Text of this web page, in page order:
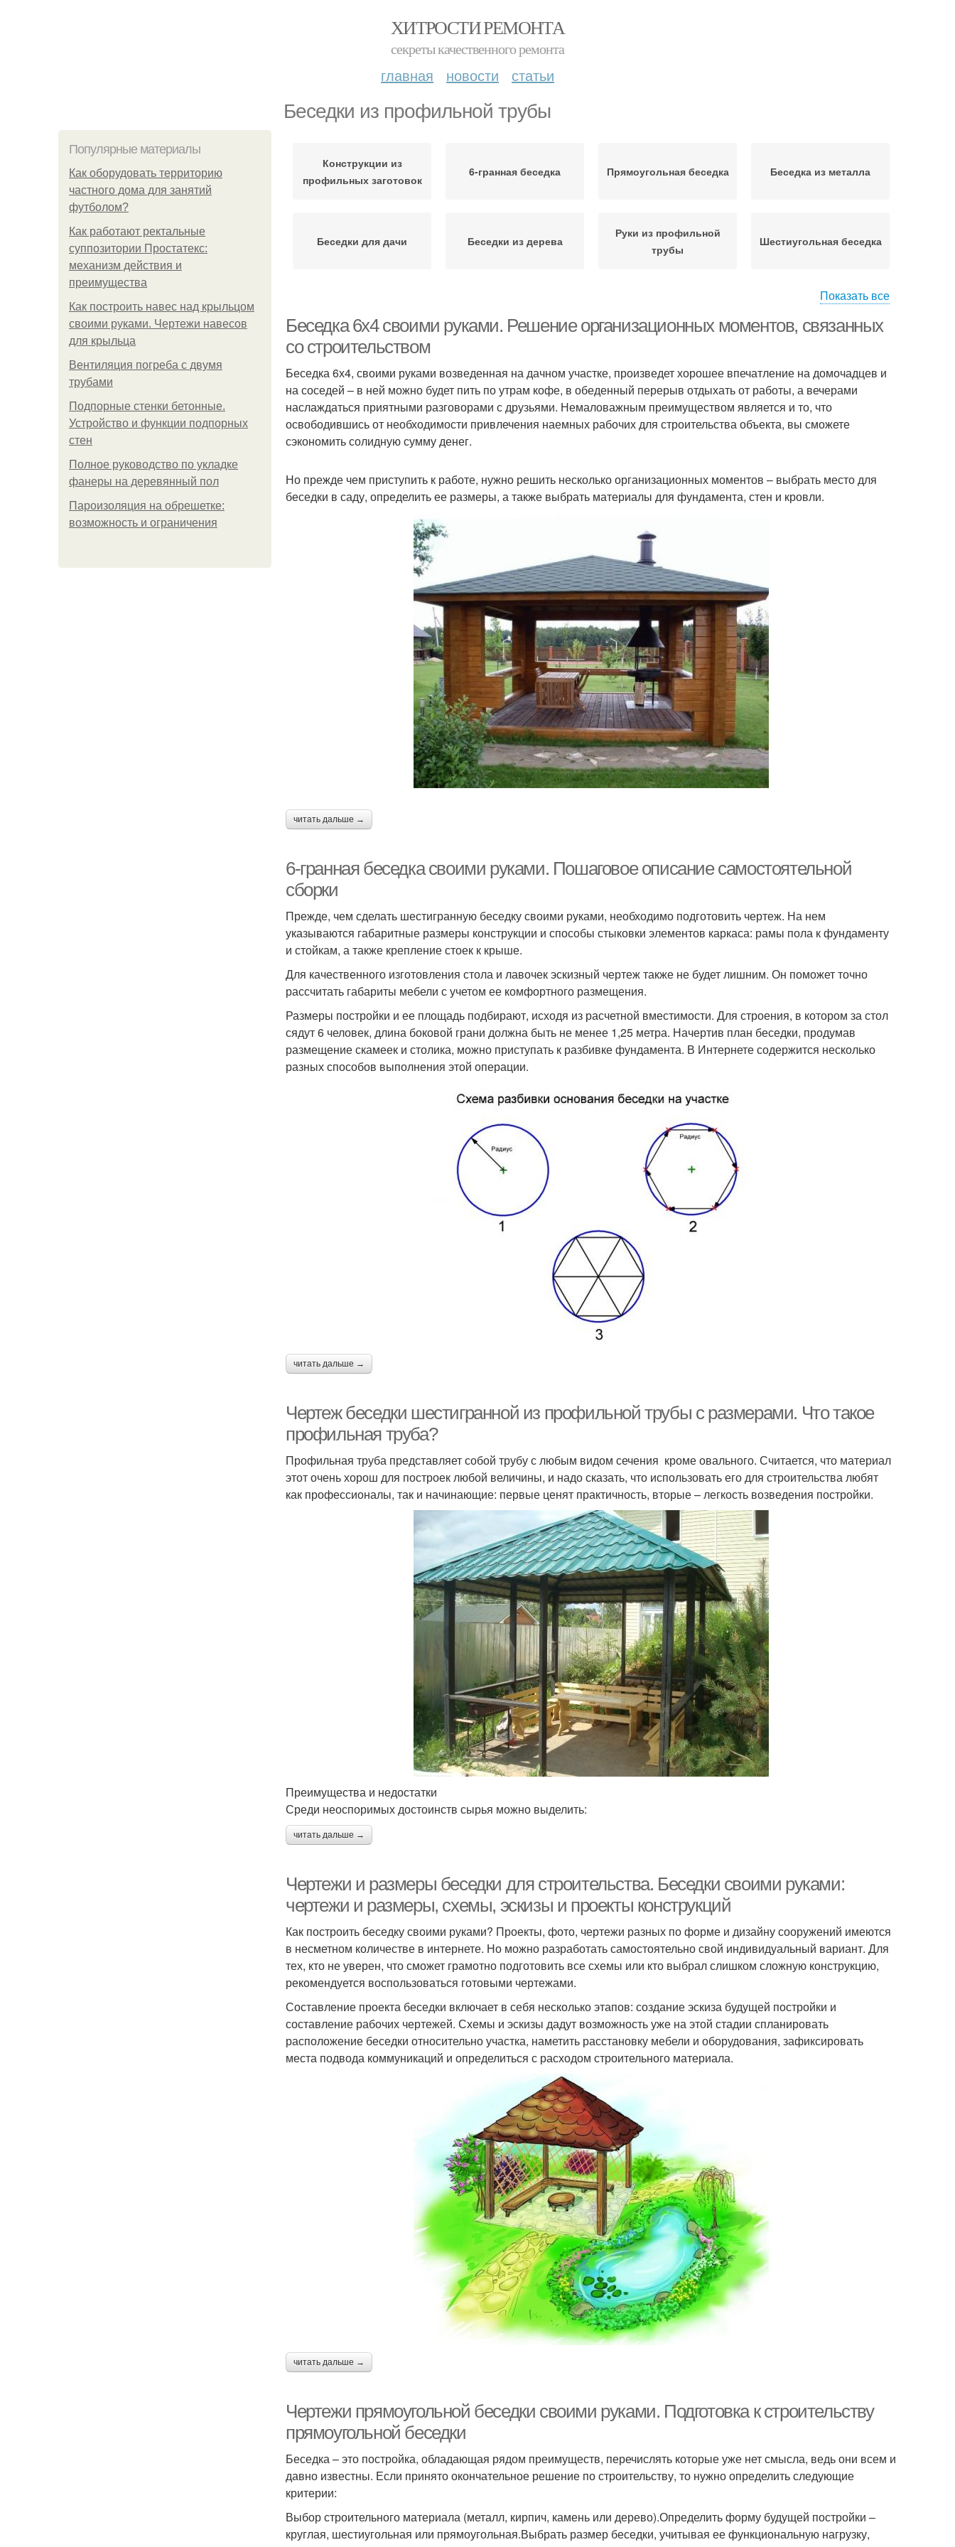
ХИТРОСТИ РЕМОНТА
секреты качественного ремонта
главная новости статьи
Беседки из профильной трубы
Популярные материалы
Как оборудовать территорию
частного дома для занятий
футболом?
Как работают ректальные
суппозитории Простатекс:
механизм действия и
преимущества
Как построить навес над крыльцом
своими руками. Чертежи навесов
для крыльца
Вентиляция погреба с двумя
трубами
Подпорные стенки бетонные.
Устройство и функции подпорных
стен
Полное руководство по укладке
фанеры на деревянный пол
Пароизоляция на обрешетке:
возможность и ограничения
Конструкции из
профильных заготовок
6-гранная беседка Прямоугольная беседка Беседка из металла
Беседки для дачи Беседки из дерева
Руки из профильной
трубы
Шестиугольная беседка
Беседка из профильной
трубы
Металлические беседки Беседки для двора Трубы без сварки
Простая беседка
Показать все
Беседка 6х4 своими руками. Решение организационных моментов, связанных
со строительством
Беседка 6х4, своими руками возведенная на дачном участке, произведет хорошее впечатление на домочадцев и
на соседей – в ней можно будет пить по утрам кофе, в обеденный перерыв отдыхать от работы, а вечерами
наслаждаться приятными разговорами с друзьями. Немаловажным преимуществом является и то, что
освободившись от необходимости привлечения наемных рабочих для строительства объекта, вы сможете
сэкономить солидную сумму денег.
Но прежде чем приступить к работе, нужно решить несколько организационных моментов – выбрать место для
беседки в саду, определить ее размеры, а также выбрать материалы для фундамента, стен и кровли.
читать дальше →
6-гранная беседка своими руками. Пошаговое описание самостоятельной
сборки
Прежде, чем сделать шестигранную беседку своими руками, необходимо подготовить чертеж. На нем
указываются габаритные размеры конструкции и способы стыковки элементов каркаса: рамы пола к фундаменту
и стойкам, а также крепление стоек к крыше.
Для качественного изготовления стола и лавочек эскизный чертеж также не будет лишним. Он поможет точно
рассчитать габариты мебели с учетом ее комфортного размещения.
Размеры постройки и ее площадь подбирают, исходя из расчетной вместимости. Для строения, в котором за стол
сядут 6 человек, длина боковой грани должна быть не менее 1,25 метра. Начертив план беседки, продумав
размещение скамеек и столика, можно приступать к разбивке фундамента. В Интернете содержится несколько
разных способов выполнения этой операции.
читать дальше →
Чертеж беседки шестигранной из профильной трубы с размерами. Что такое
профильная труба?
Профильная труба представляет собой трубу с любым видом сечения кроме овального. Считается, что материал
этот очень хорош для построек любой величины, и надо сказать, что использовать его для строительства любят
как профессионалы, так и начинающие: первые ценят практичность, вторые – легкость возведения постройки.
Преимущества и недостатки
Среди неоспоримых достоинств сырья можно выделить:
читать дальше →
Чертежи и размеры беседки для строительства. Беседки своими руками:
чертежи и размеры, схемы, эскизы и проекты конструкций
Как построить беседку своими руками? Проекты, фото, чертежи разных по форме и дизайну сооружений имеются
в несметном количестве в интернете. Но можно разработать самостоятельно свой индивидуальный вариант. Для
тех, кто не уверен, что сможет грамотно подготовить все схемы или кто выбрал слишком сложную конструкцию,
рекомендуется воспользоваться готовыми чертежами.
Составление проекта беседки включает в себя несколько этапов: создание эскиза будущей постройки и
составление рабочих чертежей. Схемы и эскизы дадут возможность уже на этой стадии спланировать
расположение беседки относительно участка, наметить расстановку мебели и оборудования, зафиксировать
места подвода коммуникаций и определиться с расходом строительного материала.
читать дальше →
Чертежи прямоугольной беседки своими руками. Подготовка к строительству
прямоугольной беседки
Беседка – это постройка, обладающая рядом преимуществ, перечислять которые уже нет смысла, ведь они всем и
давно известны. Если принято окончательное решение по строительству, то нужно определить следующие
критерии:
Выбор строительного материала (металл, кирпич, камень или дерево).Определить форму будущей постройки –
круглая, шестиугольная или прямоугольная.Выбрать размер беседки, учитывая ее функциональную нагрузку,